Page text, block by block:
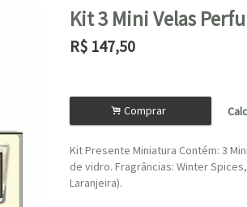
Kit 3 Mini Velas
R$ 147,50
. Comprar
Kit Presente Miniatura Contém: 3
de vidro. Fragrâncias: Winter
Laranjeira).